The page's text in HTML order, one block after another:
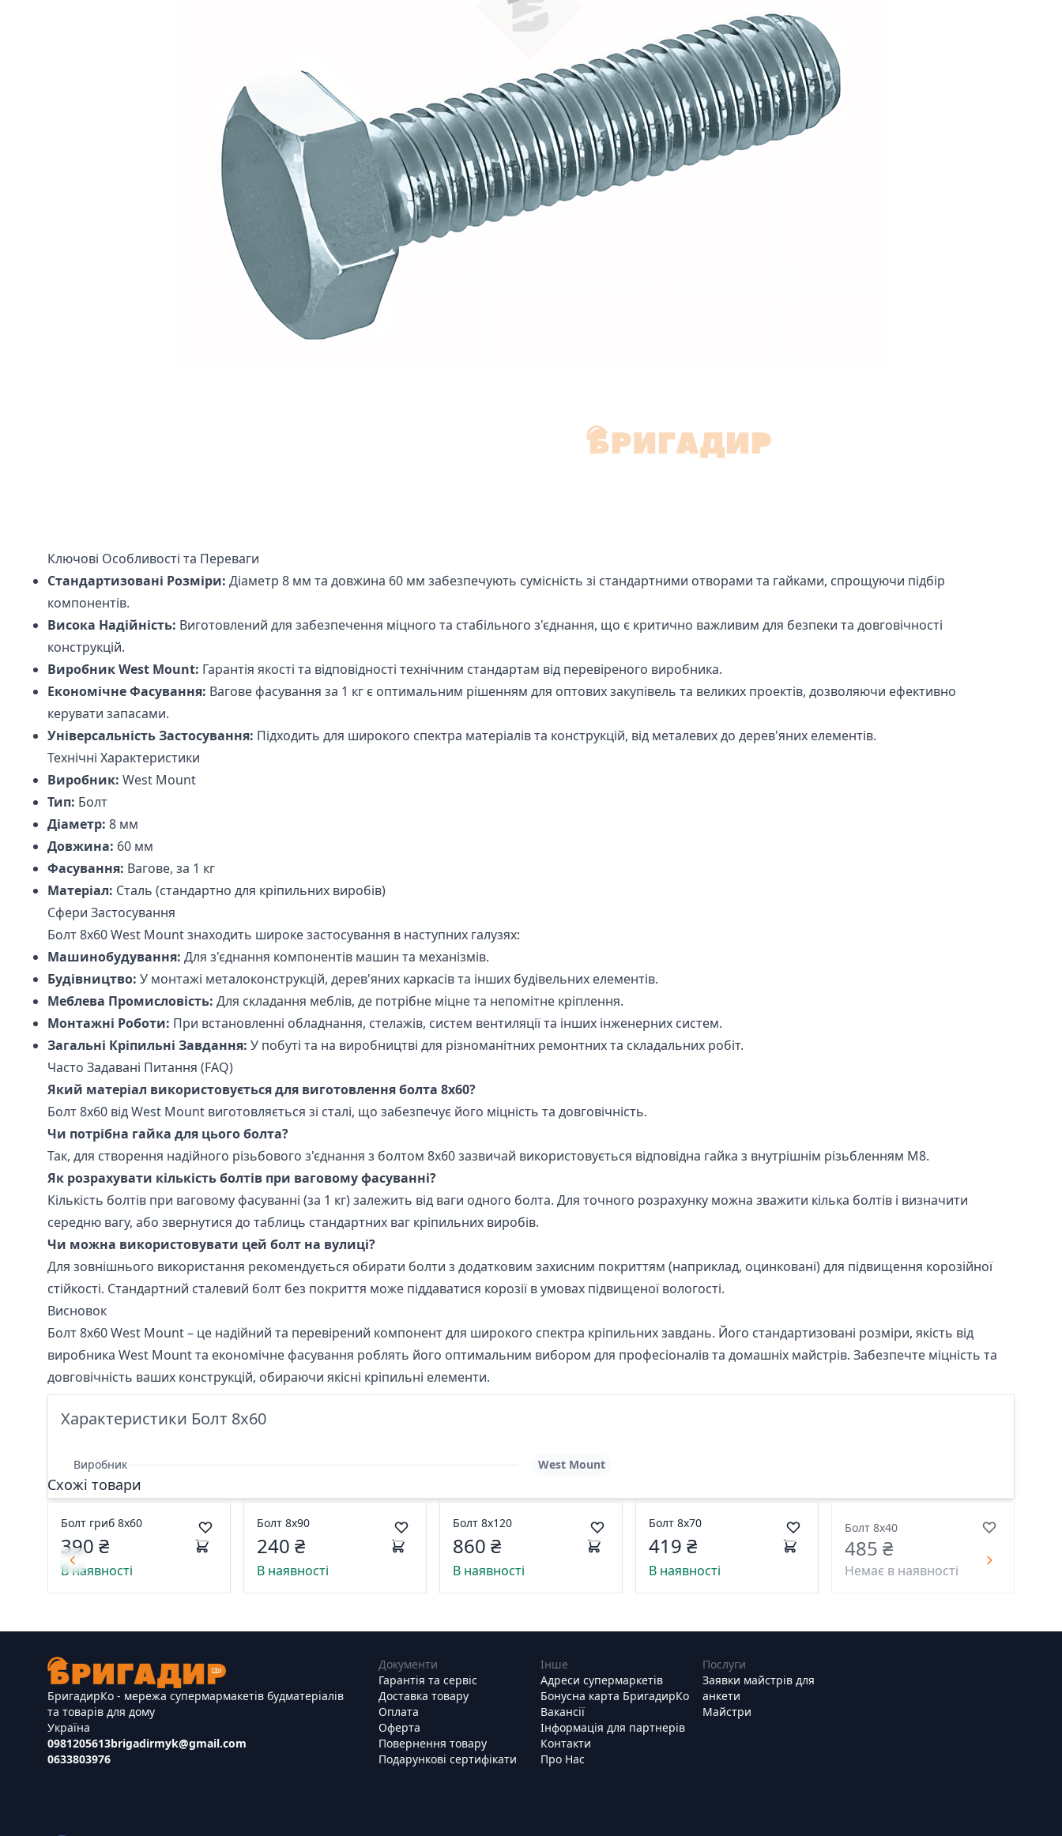
Ключові Особливості та Переваги
Стандартизовані Розміри: Діаметр 8 мм та довжина 60 мм забезпечують сумісність зі стандартними отворами та гайками, спрощуючи підбір
компонентів.
Висока Надійність: Виготовлений для забезпечення міцного та стабільного з'єднання, що є критично важливим для безпеки та довговічності
конструкцій.
Виробник West Mount: Гарантія якості та відповідності технічним стандартам від перевіреного виробника.
Економічне Фасування: Вагове фасування за 1 кг є оптимальним рішенням для оптових закупівель та великих проектів, дозволяючи ефективно
керувати запасами.
Універсальність Застосування: Підходить для широкого спектра матеріалів та конструкцій, від металевих до дерев'яних елементів.
Технічні Характеристики
Виробник: West Mount
Тип: Болт
Діаметр: 8 мм
Довжина: 60 мм
Фасування: Вагове, за 1 кг
Матеріал: Сталь (стандартно для кріпильних виробів)
Сфери Застосування
Болт 8х60 West Mount знаходить широке застосування в наступних галузях:
Машинобудування: Для з'єднання компонентів машин та механізмів.
Будівництво: У монтажі металоконструкцій, дерев'яних каркасів та інших будівельних елементів.
Меблева Промисловість: Для складання меблів, де потрібне міцне та непомітне кріплення.
Монтажні Роботи: При встановленні обладнання, стелажів, систем вентиляції та інших інженерних систем.
Загальні Кріпильні Завдання: У побуті та на виробництві для різноманітних ремонтних та складальних робіт.
Часто Задавані Питання (FAQ)
Який матеріал використовується для виготовлення болта 8х60?
Болт 8х60 від West Mount виготовляється зі сталі, що забезпечує його міцність та довговічність.
Чи потрібна гайка для цього болта?
Так, для створення надійного різьбового з'єднання з болтом 8х60 зазвичай використовується відповідна гайка з внутрішнім різьбленням М8.
Як розрахувати кількість болтів при ваговому фасуванні?
Кількість болтів при ваговому фасуванні (за 1 кг) залежить від ваги одного болта. Для точного розрахунку можна зважити кілька болтів і визначити
середню вагу, або звернутися до таблиць стандартних ваг кріпильних виробів.
Чи можна використовувати цей болт на вулиці?
Для зовнішнього використання рекомендується обирати болти з додатковим захисним покриттям (наприклад, оцинковані) для підвищення корозійної
стійкості. Стандартний сталевий болт без покриття може піддаватися корозії в умовах підвищеної вологості.
Висновок
Болт 8х60 West Mount – це надійний та перевірений компонент для широкого спектра кріпильних завдань. Його стандартизовані розміри, якість від
виробника West Mount та економічне фасування роблять його оптимальним вибором для професіоналів та домашніх майстрів. Забезпечте міцність та
довговічність ваших конструкцій, обираючи якісні кріпильні елементи.
Характеристики Болт 8х60
Виробник West Mount
Схожі товари
Болт гриб 8х60
390 ₴
В наявності
Болт 8х90
240 ₴
В наявності
Болт 8х120
860 ₴
В наявності
Болт 8х70
419 ₴
В наявності
Болт 8х40
485 ₴
Немає в наявності
БригадирКо - мережа супермармакетів будматеріалів
та товарів для дому
Україна
0981205613
0633803976
brigadirmyk@gmail.com
Документи
Гарантія та сервіс
Доставка товару
Оплата
Оферта
Повернення товару
Подарункові сертифікати
Інше
Адреси супермаркетів
Бонусна карта БригадирКо
Вакансії
Інформація для партнерів
Контакти
Про Нас
Послуги
Заявки майстрів для
анкети
Майстри